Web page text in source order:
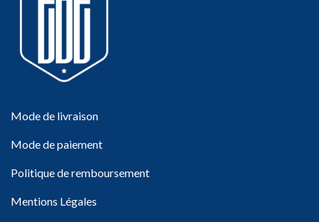
Mode de livraison
Mode de paiement
Politique de remboursement
Mentions Légales